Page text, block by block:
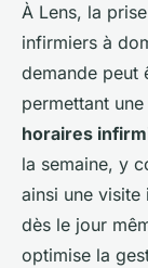
À Lens, la
infirmiers à
demande peut
permettant
horaires
la semaine, y
ainsi une
dès le jour
optimise la